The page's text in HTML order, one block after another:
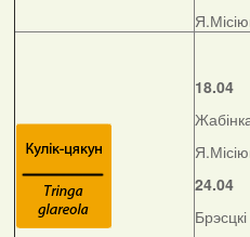
18.04
24.04